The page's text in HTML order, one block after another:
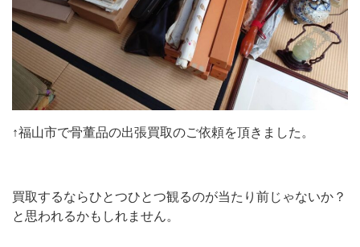
↑福山市で骨董品の出張買取のご依頼を頂きました。
買取するならひとつひとつ観るのが当たり前じゃないか？
と思われるかもしれません。